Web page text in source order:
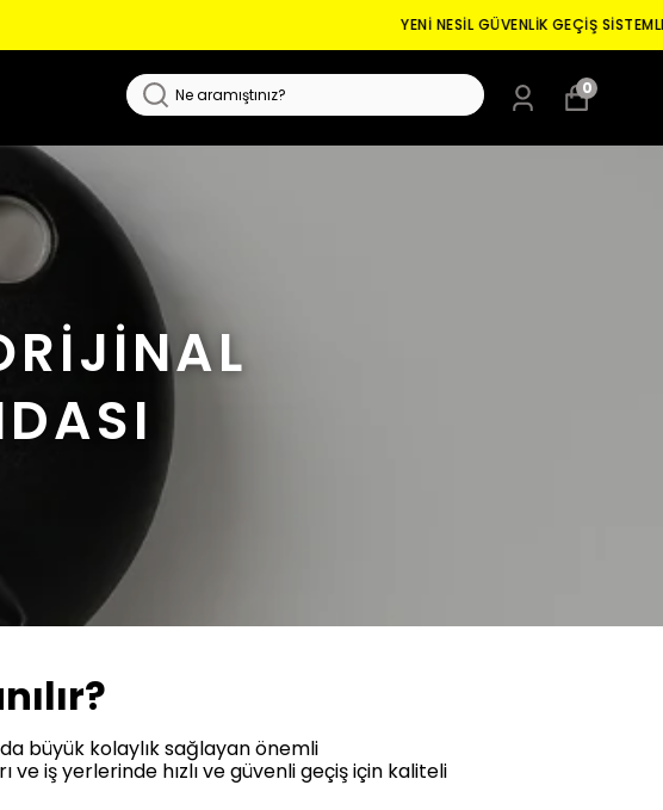
0
büyük kolaylık sağlayan önemli
iş yerlerinde hızlı ve güvenli geçiş için kaliteli